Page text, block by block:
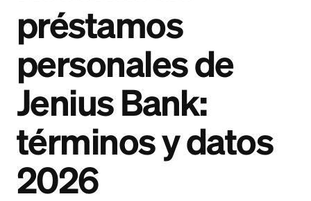
préstamos
personales de
Jenius Bank:
términos y datos
2026